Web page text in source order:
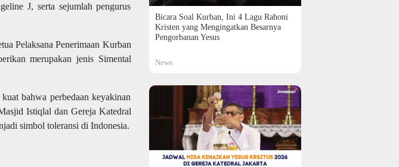
J, serta sejumlah pengurus
Pelaksana Penerimaan Kurban
merupakan jenis Simental
bahwa perbedaan keyakinan
Istiqlal dan Gereja Katedral
simbol toleransi di Indonesia.
Bicara Soal Kurban, Ini 4 Lagu Rahoni
Kristen yang Mengingatkan Besarnya
Pengorbanan Yesus
News